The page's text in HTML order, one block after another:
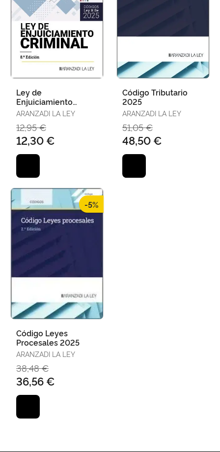
Ley de
Enjuiciamiento
Criminal (Leyitbe)
ARANZADI LA LEY
12,95 €
12,30 €
Código Tributario
2025
ARANZADI LA LEY
51,05 €
48,50 €
-5%
Código Leyes
Procesales 2025
ARANZADI LA LEY
38,48 €
36,56 €